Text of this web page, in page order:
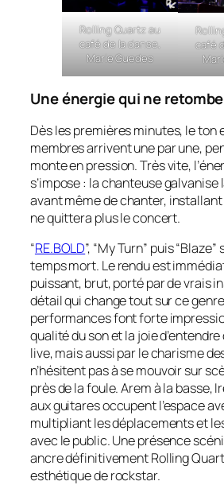
Rolling Quartz au
café de la danse,
Marie Guedes
café
Une énergie qui ne
Dès les premières minutes, le ton
membres arrivent une par une,
monte en pression. Très vite,
s’impose : la chanteuse galvanise
avant même de chanter,
ne quittera plus le concert.
“RE.BOLD”, “My Turn” puis
temps mort. Le rendu est
puissant, brut, porté par de vrais
détail qui change tout sur ce
performances font forte
qualité du son et la joie
live, mais aussi par le charisme
n’hésitent pas à se mouvoir sur
près de la foule. Arem à la basse,
aux guitares occupent l’espace
multipliant les déplacements et
avec le public. Une présence
ancre définitivement Rolling
esthétique de rockstar.